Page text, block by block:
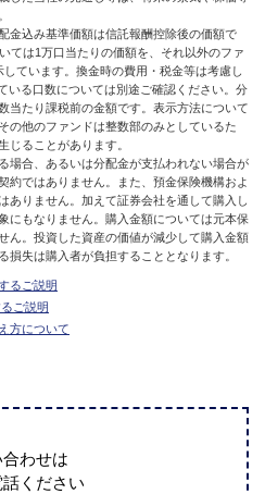
金込み基準価額は信託報酬控除後の価額で
ては1万口当たりの価額を、それ以外のファ
ています。換金時の費用・税金等は考慮し
いる口数については別途ご確認ください。分
当たり課税前の金額です。表示方法について
の他のファンドは整数部のみとしているた
じることがあります。
場合、あるいは分配金が支払われない場合が
約ではありません。また、預金保険機構およ
ありません。加えて証券会社を通して購入し
にもなりません。購入金額については元本保
ん。投資した資産の価値が減少して購入金額
損失は購入者が負担することとなります。
るご説明
ご説明
方について
わせは
ください